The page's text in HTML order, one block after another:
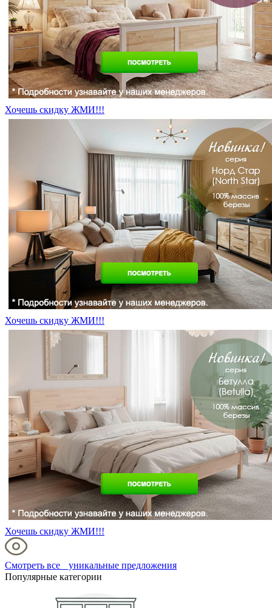
Хочешь скидку ЖМИ!!!
Хочешь скидку ЖМИ!!!
Хочешь скидку ЖМИ!!!
Смотреть все уникальные предложения
Популярные категории